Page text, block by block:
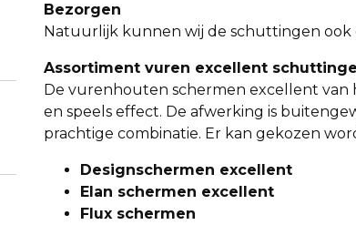
Bezorgen
Natuurlijk kunnen wij de schuttingen ook
Assortiment vuren excellent
De vurenhouten schermen excellent
en speels effect. De afwerking is
prachtige combinatie. Er kan gekozen
Designschermen excellent
Elan schermen excellent
Flux schermen